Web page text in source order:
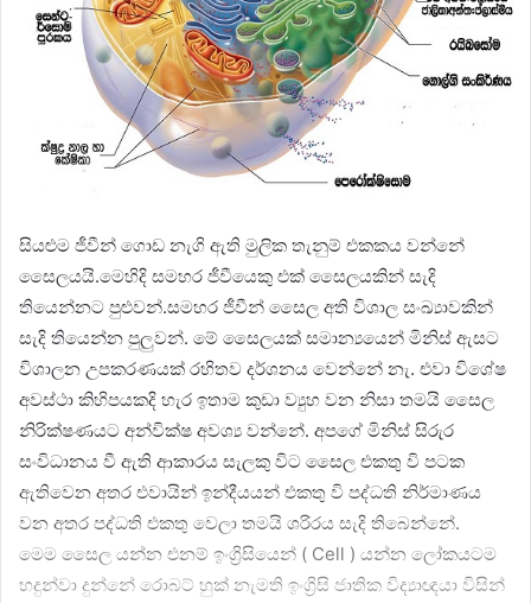
සියළුම ජීවීන් ගොඩ නැගි ඇති මුලික තැනුම් එකකය වන්නේ
සෛලයයි.මෙහිදි සමහර ජීවීයෙකු එක් සෛලයකින් සැදි
තියෙන්නට පුළුවන්.සමහර ජීවීන් සෛල අති විශාල සංඛ්‍යාවකින්
සැදි තියෙන්න පුලුවන්. මේ සෛලයක් සමාන්‍යයෙන් මිනිස් ඇසට
විශාලන උපකරණයක් රහිතව දර්ශනය වෙන්නේ නැ. එවා විශේෂ
අවස්ථා කිහිපයකදි හැර ඉතාම කුඩා ව්‍යුහ වන නිසා තමයි සෛල
නිරික්ෂණයට අන්වික්ෂ අවශ්‍ය වන්නේ. අපගේ මිනිස් සිරුර
සංවිධානය වී ඇති ආකාරය සැලකු විට සෛල එකතු වි පටක
ඇතිවෙන අතර එවායින් ඉන්දීයයන් එකතු වි පද්ධති නිර්මාණය
වන අතර පද්ධති එකතු වෙලා තමයි ශරිරය සැදි තිබෙන්නේ.
මෙම සෛල යන්න එනම් ඉංග්‍රිසියෙන් ( Cell ) යන්න ලෝකයටම
හදුන්වා දුන්නේ රොබට් හුක් නැමති ඉංග්‍රිසි ජාතික විද්‍යාඥයා විසින්